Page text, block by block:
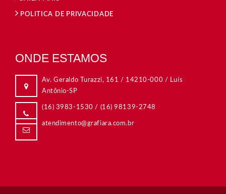
POLITICA DE PRIVACIDADE
ONDE ESTAMOS
Rua Dom Duarte Leopoldo e Silva, 315 / Centro
09015-560 / Santo André-SP
(11) 4438-4099 /